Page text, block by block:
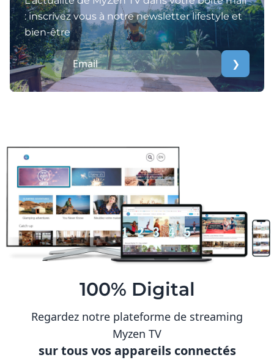
: inscrivez vous à notre newsletter lifestyle et
bien-être
❯
100% Digital
Regardez notre plateforme de streaming
Myzen TV
sur tous vos appareils connectés